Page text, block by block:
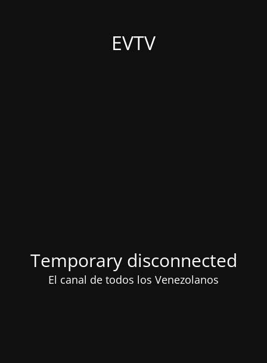
EVTV
Temporary disconnected
El canal de todos los Venezolanos